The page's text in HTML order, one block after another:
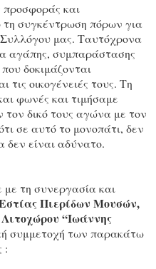
προσφοράς και
συγκέντρωση πόρων για
μας. Ταυτόχρονα
αγάπης, συμπαράστασης
δοκιμάζονται
τις οικογένειές τους. Τη
φωνές και τιμήσαμε
τον δικό τους αγώνα με τον
σε αυτό το μονοπάτι, δεν
δεν είναι αδύνατο.
τη συνεργασία και
Πιερίδων Μουσών,
“Ιωάννης
συμμετοχή των παρακάτω
: